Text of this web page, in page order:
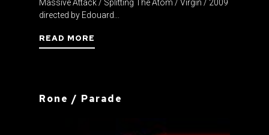
Massive Attack / Splitting The Atom / Virgin / 2009
directed by Edouard...
READ MORE
Rone / Parade